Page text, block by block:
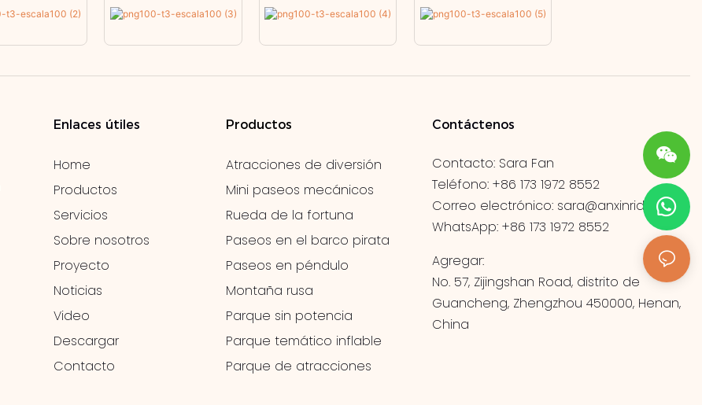
Enlaces útiles
Home
Productos
Servicios
Sobre nosotros
Proyecto
Noticias
Video
Descargar
Contacto
Productos
Atracciones de diversión
Mini paseos mecánicos
Rueda de la fortuna
Paseos en el barco pirata
Paseos en péndulo
Montaña rusa
Parque sin potencia
Parque temático inflable
Parque de atracciones
Contáctenos
Contacto: Sara Fan
Teléfono: +86 173 1972 8552
Correo electrónico: sara@anxinrides.com
WhatsApp: +86 173 1972 8552
Agregar:
No. 57, Zijingshan Road, distrito de
Guancheng, Zhengzhou 450000, Henan,
China